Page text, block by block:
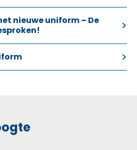
nieuwe uniform – De